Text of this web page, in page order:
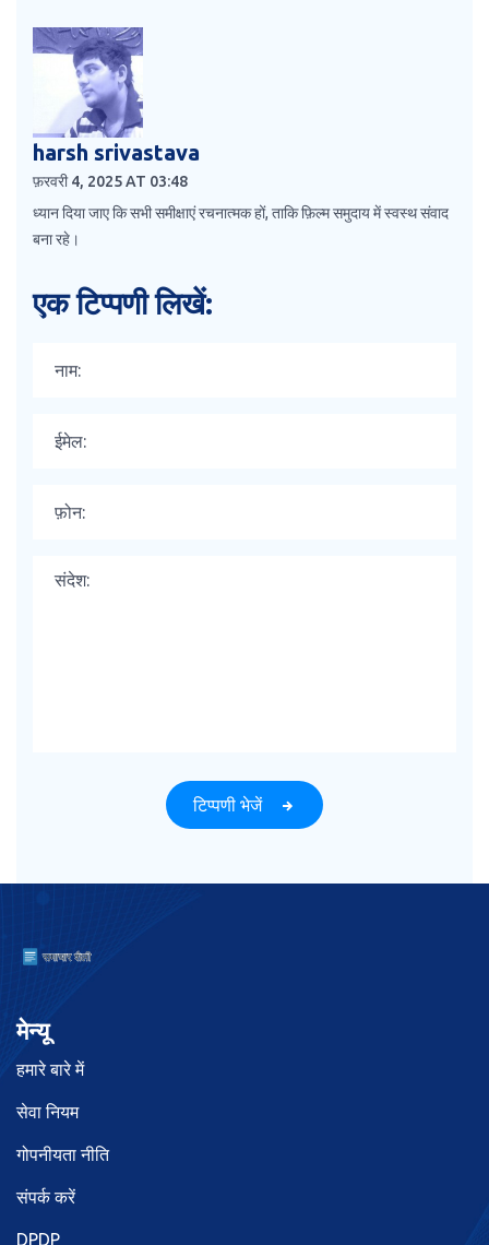
harsh srivastava
फ़रवरी 4, 2025 AT 03:48
ध्यान दिया जाए कि सभी समीक्षाएं रचनात्मक हों, ताकि फ़िल्म समुदाय में स्वस्थ संवाद
बना रहे।
एक टिप्पणी लिखें:
टिप्पणी भेजें
मेन्यू
हमारे बारे में
सेवा नियम
गोपनीयता नीति
संपर्क करें
DPDP